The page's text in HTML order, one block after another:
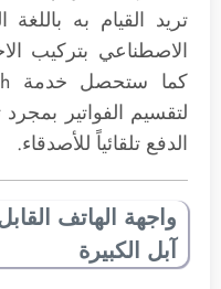
تريد القيام به
الاصطناعي بتركيب
لتقسيم الفواتير
الدفع تلقائياً للأصدقاء.
واجهة الهاتف
آبل الكبيرة